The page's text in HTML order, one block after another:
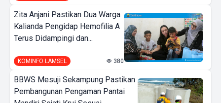
Zita Anjani Pastikan Dua Warga
Kalianda Pengidap Hemofilia A
Terus Didampingi dan...
KOMINFO LAMSEL 380
BBWS Mesuji Sekampung Pastikan
Pembangunan Pengaman Pantai